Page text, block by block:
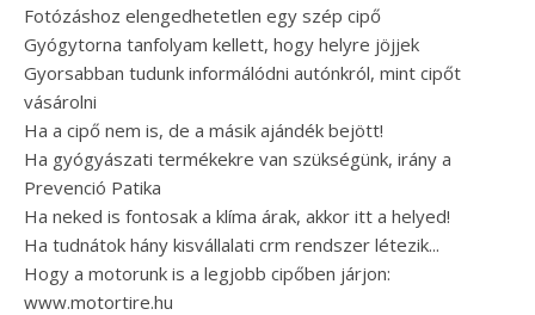
Fotózáshoz elengedhetetlen egy szép cipő
Gyógytorna tanfolyam kellett, hogy helyre jöjjek
Gyorsabban tudunk informálódni autónkról, mint cipőt
vásárolni
Ha a cipő nem is, de a másik ajándék bejött!
Ha gyógyászati termékekre van szükségünk, irány a
Prevenció Patika
Ha neked is fontosak a klíma árak, akkor itt a helyed!
Ha tudnátok hány kisvállalati crm rendszer létezik...
Hogy a motorunk is a legjobb cipőben járjon:
www.motortire.hu